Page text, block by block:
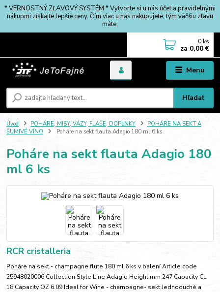
* VERNOSTNÝ ZĽAVOVÝ SYSTÉM * Vytvorte si u nás účet a pravidelnými
nákupmi získajte lepšie ceny. Čím viac u nás nakupujete, tým väčšiu zľavu
máte.
Menu
Hľadať
0 ks
za 0,00 €
Úvod POHÁRE, MISY, VÁZY, FĽAŠE, DOPLNKY
POHÁRE NA SEKT A
ŠUMIVÉ VÍNO
Poháre na sekt flauta Adagio 180 ml 6 ks
Poháre na sekt flauta Adagio 180
ml 6 ks
RCR cristalleria
Poháre na sekt - champagne flute 180 ml 6 ks v balení Article code
25948020006 Collection Style Line Adagio Height mm 247 Capacity CL
18 Capacity OZ 6.09 Ideal for Wine - champagne- sekt Jednoduché a